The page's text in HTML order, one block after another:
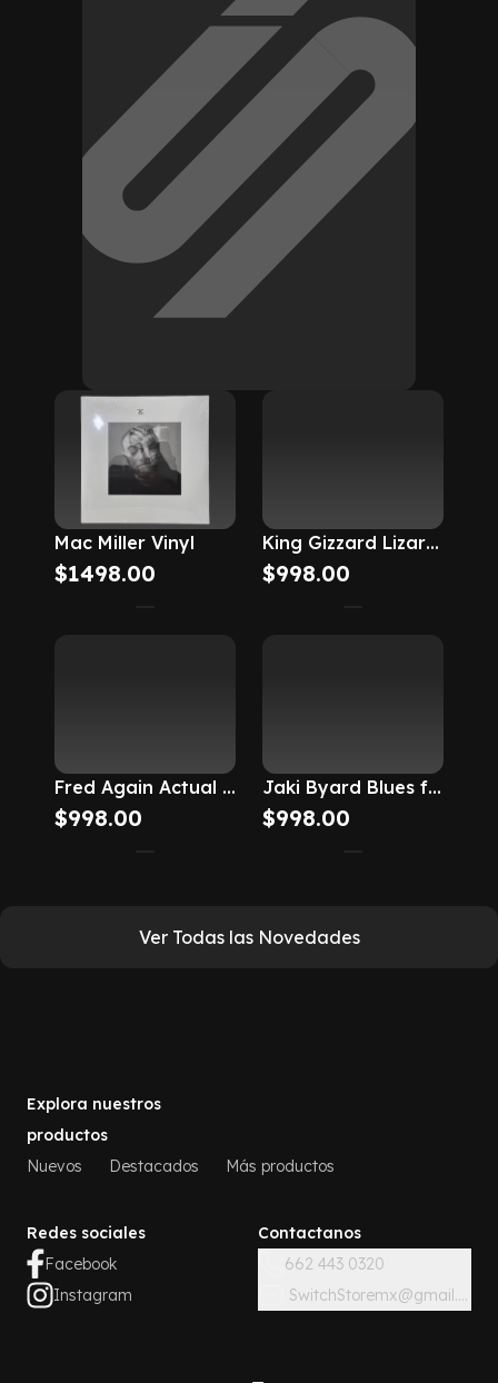
Mac Miller Vinyl
$1498.00
King Gizzard Lizard and The Wizard Dream Ballon
$998.00
Fred Again Actual Life 2
$998.00
Jaki Byard Blues for Smoke
$998.00
Ver Todas las Novedades
Explora nuestros
productos
Nuevos
Destacados Más productos
Redes sociales
Facebook
Instagram
Contactanos
662 443 0320
SwitchStoremx@gmail.com